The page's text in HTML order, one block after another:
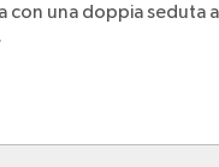
con una doppia seduta al